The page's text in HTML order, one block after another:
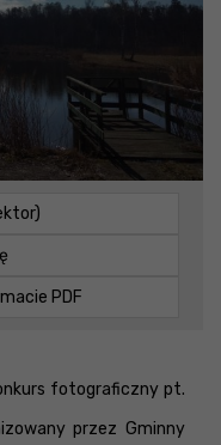
PDF
fotograficzny pt.
przez Gminny